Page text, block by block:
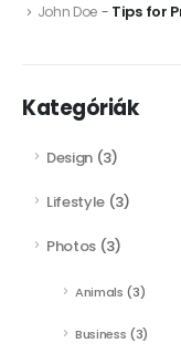
John Doe - Tips for
Kategóriák
Design (3)
Lifestyle (3)
Photos (3)
Animals (3)
Business (3)